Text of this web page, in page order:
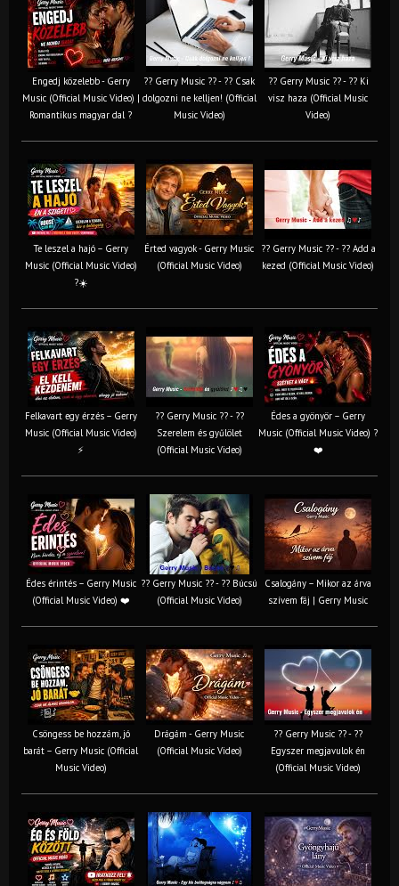
Engedj közelebb - Gerry
Music (Official Music Video) |
Romantikus magyar dal ?
?? Gerry Music ?? - ?? Csak
dolgozni ne kelljen! (Official
Music Video)
?? Gerry Music ?? - ?? Ki
visz haza (Official Music
Video)
Te leszel a hajó – Gerry
Music (Official Music Video)
?☀️
Érted vagyok - Gerry Music
(Official Music Video)
?? Gerry Music ?? - ?? Add a
kezed (Official Music Video)
Felkavart egy érzés – Gerry
Music (Official Music Video)
⚡
?? Gerry Music ?? - ??
Szerelem és gyűlölet
(Official Music Video)
Édes a gyönyör – Gerry
Music (Official Music Video) ?
❤️
Édes érintés – Gerry Music
(Official Music Video) ❤️
?? Gerry Music ?? - ?? Búcsú
(Official Music Video)
Csalogány – Mikor az árva
szívem fáj | Gerry Music
Csöngess be hozzám, jó
barát – Gerry Music (Official
Music Video)
Drágám - Gerry Music
(Official Music Video)
?? Gerry Music ?? - ??
Egyszer megjavulok én
(Official Music Video)